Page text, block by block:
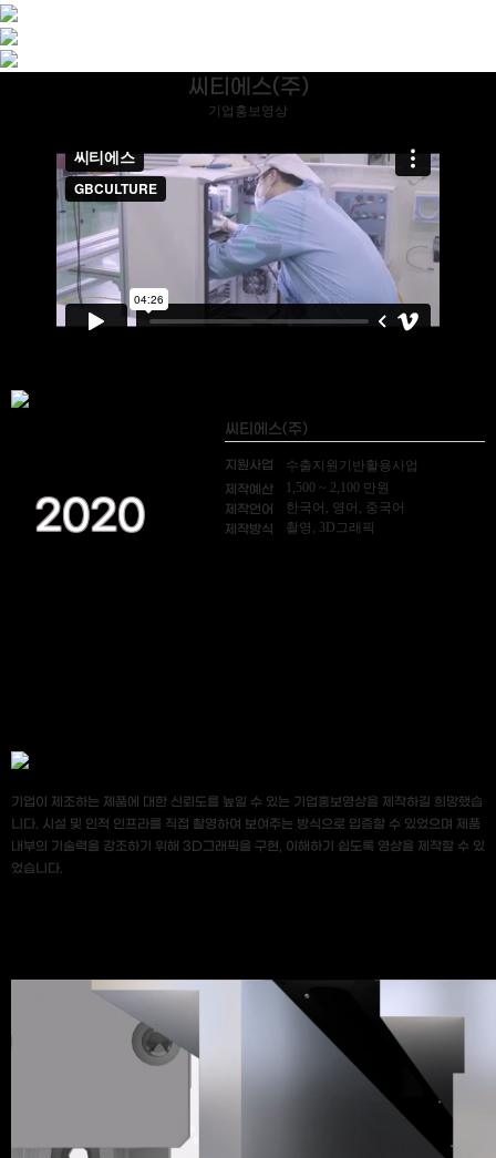
씨티에스(주)
기업홍보영상
2020
씨티에스(주)
지원사업 수출지원기반활용사업
제작예산 1,500 ~ 2,100 만원
제작언어 한국어, 영어, 중국어
제작방식 촬영, 3D그래픽
기업이 제조하는 제품에 대한 신뢰도를 높일 수 있는 기업홍보영상을 제작하길 희망했습
니다. 시설 및 인적 인프라를 직접 촬영하여 보여주는 방식으로 입증할 수 있었으며 제품
내부의 기술력을 강조하기 위해 3D그래픽을 구현, 이해하기 쉽도록 영상을 제작할 수 있
었습니다.